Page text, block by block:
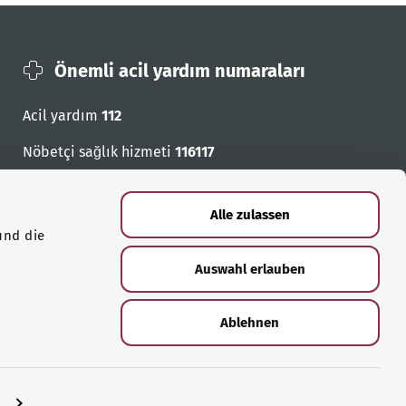
die
Alle zulassen
Auswahl erlauben
Ablehnen
Önemli acil yardım numaraları
Acil yardım 112
Nöbetçi sağlık hizmeti 116117
Acil cagri numaralari